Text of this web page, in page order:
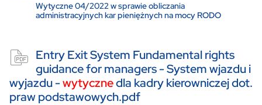
Wytyczne 04/2022 w sprawie obliczania
administracyjnych kar pieniężnych na mocy RODO
Entry Exit System Fundamental rights
guidance for managers - System wjazdu i
wyjazdu -wytycznedla kadry kierowniczej dot.
praw podstawowych.pdf